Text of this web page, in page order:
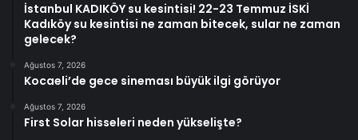
İstanbul KADIKÖY su kesintisi! 22-23 Temmuz İSKİ
Kadıköy su kesintisi ne zaman bitecek, sular ne zaman
gelecek?
Ağustos 7, 2026
Kocaeli’de gece sineması büyük ilgi görüyor
Ağustos 7, 2026
First Solar hisseleri neden yükselişte?